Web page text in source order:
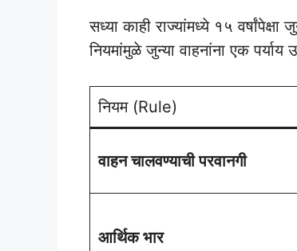
सध्या काही राज्यांमध्ये १५
नियमांमुळे जुन्या वाहनांना एक
नियम (Rule)
वाहन चालवण्याची परवानगी
आर्थिक भार